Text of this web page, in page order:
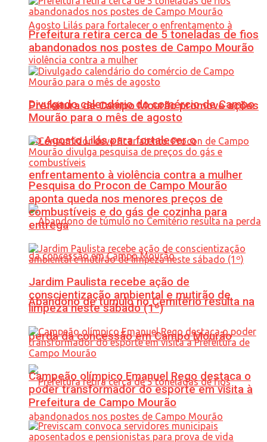
Prefeitura de Campo Mourão promove ações
do Agosto Lilás para fortalecer o
enfrentamento à violência contra a mulher
Abandono de túmulo no Cemitério resulta na
perda da concessão em Campo Mourão
Prefeitura retira cerca de 5 toneladas de fios
abandonados nos postes de Campo Mourão
Divulgado calendário do comércio de Campo
Mourão para o mês de agosto
Pesquisa do Procon de Campo Mourão
aponta queda nos menores preços de
combustíveis e do gás de cozinha para
entrega
Jardim Paulista recebe ação de
conscientização ambiental e mutirão de
limpeza neste sábado (1º)
Campeão olímpico Emanuel Rego destaca o
poder transformador do esporte em visita à
Prefeitura de Campo Mourão